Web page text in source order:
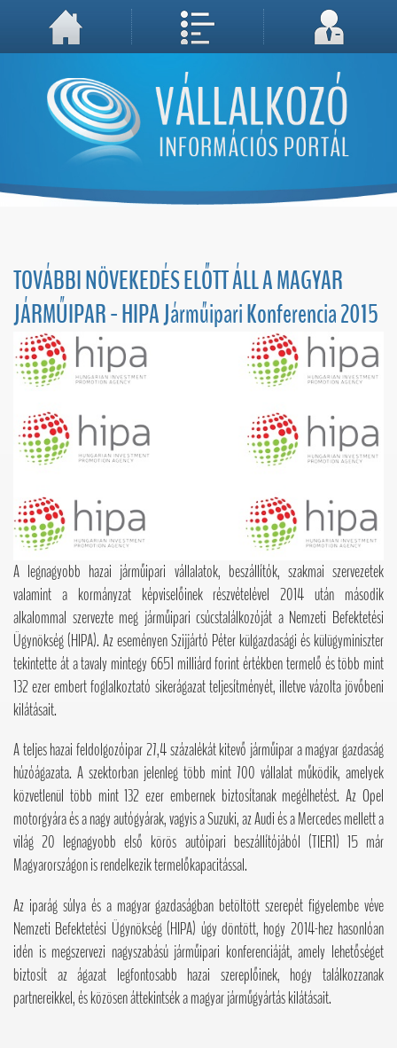
A weboldal használatával Ön elfogadja, hogy Cookie-kat (sütiket) tároljunk számítógépén. A sütik a weboldal megfelelő működéséhez
Megértettem, folytatás...
TOVÁBBI NÖVEKEDÉS ELŐTT ÁLL A MAGYAR
JÁRMŰIPAR - HIPA Járműipari Konferencia 2015
A legnagyobb hazai járműipari vállalatok, beszállítók, szakmai szervezetek
valamint a kormányzat képviselőinek részvételével 2014 után második
alkalommal szervezte meg járműipari csúcstalálkozóját a Nemzeti Befektetési
Ügynökség (HIPA). Az eseményen Szijjártó Péter külgazdasági és külügyminiszter
tekintette át a tavaly mintegy 6651 milliárd forint értékben termelő és több mint
132 ezer embert foglalkoztató sikerágazat teljesítményét, illetve vázolta jövőbeni
kilátásait.
A teljes hazai feldolgozóipar 27,4 százalékát kitevő járműipar a magyar gazdaság
húzóágazata. A szektorban jelenleg több mint 700 vállalat működik, amelyek
közvetlenül több mint 132 ezer embernek biztosítanak megélhetést. Az Opel
motorgyára és a nagy autógyárak, vagyis a Suzuki, az Audi és a Mercedes mellett a
világ 20 legnagyobb első körös autóipari beszállítójából (TIER1) 15 már
Magyarországon is rendelkezik termelőkapacitással.
Az iparág súlya és a magyar gazdaságban betöltött szerepét figyelembe véve
Nemzeti Befektetési Ügynökség (HIPA) úgy döntött, hogy 2014-hez hasonlóan
idén is megszervezi nagyszabású járműipari konferenciáját, amely lehetőséget
biztosít az ágazat legfontosabb hazai szereplőinek, hogy találkozzanak
partnereikkel, és közösen áttekintsék a magyar járműgyártás kilátásait.